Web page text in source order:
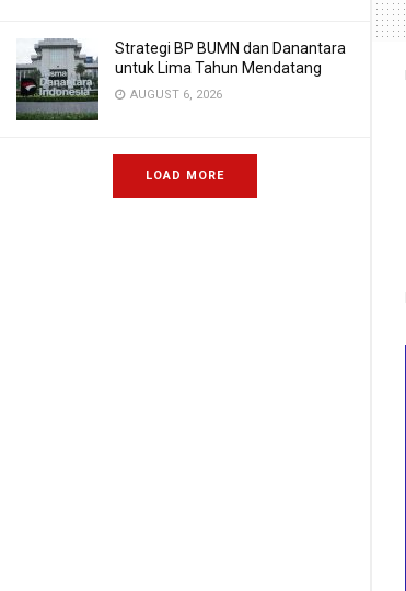
Strategi BP BUMN dan Danantara
untuk Lima Tahun Mendatang
AUGUST 6, 2026
LOAD MORE